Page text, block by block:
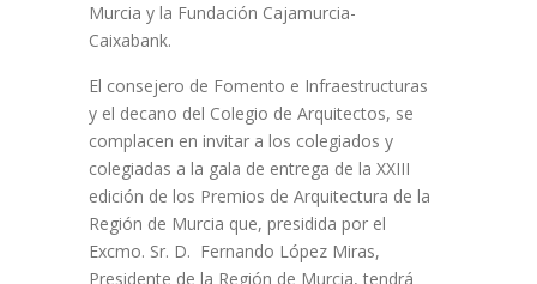
Murcia y la Fundación Cajamurcia-
Caixabank.
El consejero de Fomento e Infraestructuras
y el decano del Colegio de Arquitectos, se
complacen en invitar a los colegiados y
colegiadas a la gala de entrega de la XXIII
edición de los Premios de Arquitectura de la
Región de Murcia que, presidida por el
Excmo. Sr. D. Fernando López Miras,
Presidente de la Región de Murcia, tendrá